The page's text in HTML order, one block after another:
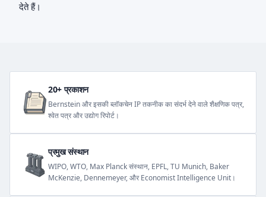
देते हैं।
20+ प्रकाशन
Bernstein और इसकी ब्लॉकचेन IP तकनीक का संदर्भ देने वाले शैक्षणिक पत्र,
श्वेत पत्र और उद्योग रिपोर्ट।
प्रमुख संस्थान
WIPO, WTO, Max Planck संस्थान, EPFL, TU Munich, Baker
McKenzie, Dennemeyer, और Economist Intelligence Unit।